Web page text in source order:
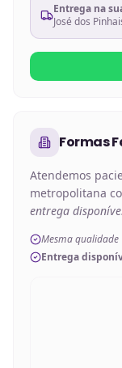
Entrega na
José dos
Formas
Atendemos
metropolitana
entrega
Mesma qualidade
Entrega